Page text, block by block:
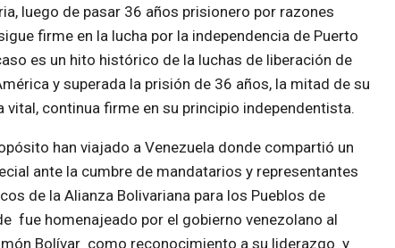
luego de pasar 36 años prisionero por razones
firme en la lucha por la independencia de Puerto
es un hito histórico de la luchas de liberación de
y superada la prisión de 36 años, la mitad de su
vital, continua firme en su principio independentista.
han viajado a Venezuela donde compartió un
ante la cumbre de mandatarios y representantes
de la Alianza Bolivariana para los Pueblos de
fue homenajeado por el gobierno venezolano al
Bolívar como reconocimiento a su liderazgo y